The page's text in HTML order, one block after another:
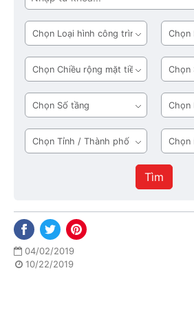
Loại
hình
công
trình
Phong
cách
thiết
kế
Chiều
rộng
mặt
tiền
Số
phòng
ngủ
Số
tầng
Diện
tích
tầng
1
Tỉnh
/
Năm
thực
hiện
Tìm
04/02/2019
10/22/2019